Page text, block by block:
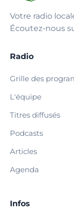
Votre radio
Écoutez-nous
Radio
Grille des
L'équipe
Titres diffusés
Podcasts
Articles
Agenda
Infos